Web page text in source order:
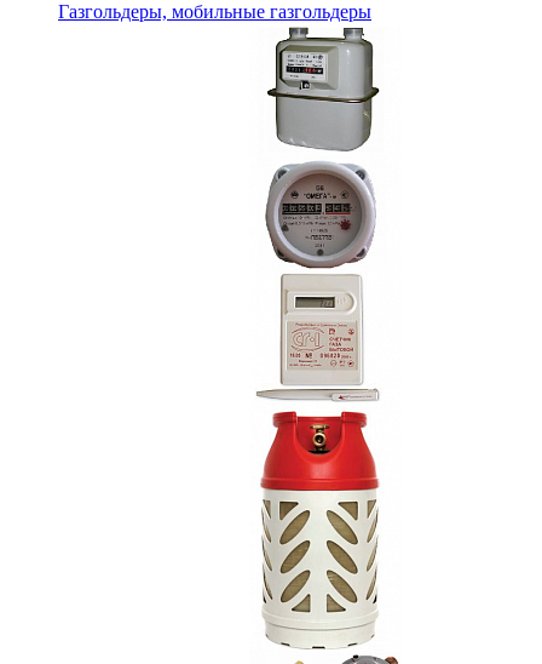
Газгольдеры, мобильные газгольдеры